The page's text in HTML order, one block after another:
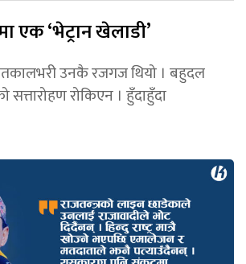
एक ‘भेट्रान खेलाडी’
उनकै रजगज थियो । बहुदल
रोकिएन । हुँदाहुँदा